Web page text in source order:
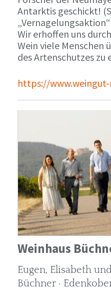
Antarktis geschickt!
Wir erhoffen uns
Wein viele
des Artenschutzes zu
https://
Weinhaus
Eugen, Elisabeth
Büchner ·